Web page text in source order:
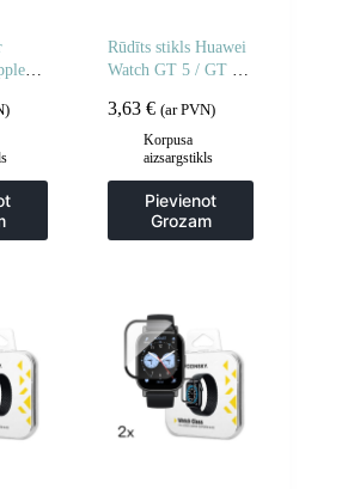
Rūdīts stikls Huawei
Watch GT 5 / GT 5
Pro / GT 3 / GT 3
Pro Full Glue 46 mm
– 2 gab.
3,63€ (ar PVN)
Korpusa
aizsargstikls
Pievienot
Grozam